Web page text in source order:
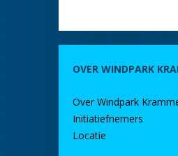
OVER WINDPARK
Over Windpark
Initiatiefnemers
Locatie